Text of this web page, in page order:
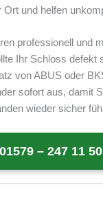
Ort und helfen
professionell und
Ihr Schloss defekt
von ABUS oder
sofort aus, damit
wieder sicher
– 247 11 50